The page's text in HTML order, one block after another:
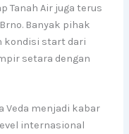
Tanah Air juga terus
Banyak pihak
kondisi start dari
setara dengan
Veda menjadi kabar
internasional